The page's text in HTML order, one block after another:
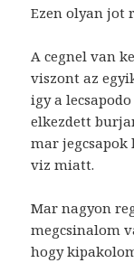
Ezen olyan jot
A cegnel van
viszont az
igy a
elkezdett
mar jegcsapok
viz miatt.
Mar nagyon
megcsinalom
hogy